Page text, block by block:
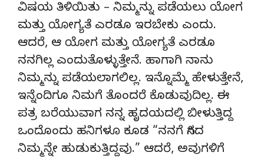
ವಿಷಯ ತಿಳಿಯಿತು – ನಿಮ್ಮನ್ನು ಪಡೆಯಲು ಯೋಗ
ಮತ್ತು ಯೋಗ್ಯತೆ ಎರಡೂ ಇರಬೇಕು ಎಂದು.
ಆದರೆ, ಆ ಯೋಗ ಮತ್ತು ಯೋಗ್ಯತೆ ಎರಡೂ
ನನಗಿಲ್ಲ ಎಂದುತೊಳ್ಳುತ್ತೇನೆ. ಹಾಗಾಗಿ ನಾನು
ನಿಮ್ಮನ್ನು ಪಡೆಯಲಾಗಲಿಲ್ಲ. ಇನ್ನೊಮ್ಮೆ ಹೇಳುತ್ತೇನೆ,
ಇನ್ನೆಂದಿಗೂ ನಿಮಗೆ ತೊಂದರೆ ಕೊಡುವುದಿಲ್ಲ. ಈ
ಪತ್ರ ಬರೆಯುವಾಗ ನನ್ನ ಹೃದಯದಲ್ಲಿ ಬೀಳುತ್ತಿದ್ದ
ಒಂದೊಂದು ಹನಿಗಳೂ ಕೂಡ “ನನಗೆ ಸಿಗದ
ನಿಮ್ಮನ್ನೇ ಹುಡುಕುತ್ತಿದ್ದವು.” ಆದರೆ, ಅವುಗಳಿಗೆ